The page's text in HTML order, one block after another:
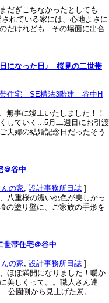
だぎこちなかったとしても...
れている家には、心地よさに
だけれども...その場面に出合
になった日♪＿桜見の二世帯
住宅＿SE構法3階建＿谷中H
無事に竣工いたしました！！
していく...5月二週目にお引渡
夫婦の結婚記念日だったそう
＠谷中
の家, 設計事務所日誌 ]
八重桜の濃い桃色が美しかっ
の塗り壁に、ご家族の手形を
世帯住宅＠谷中
の家, 設計事務所日誌 ]
ほぼ満開になりました！暖か
美しくって。。職人さん達
公園側から見上げた景。...